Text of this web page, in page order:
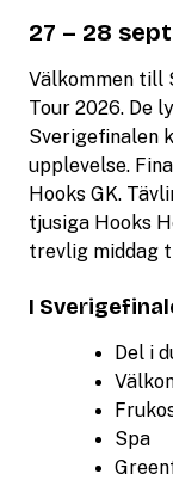
27 – 28
Välkommen till
Tour 2026. De
Sverigefinalen
upplevelse.
Hooks GK.
tjusiga Hooks
trevlig middag
I
Del i
Spa